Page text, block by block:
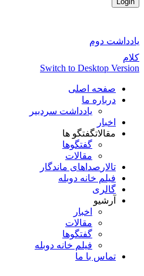
یادداشت دوم
کلام
Switch to Desktop Version
صفحه اصلی
درباره ما
یادداشت سردبیر
اخبار
مقالاتگفتگو ها
گفتگوها
مقالات
تالار صداهای ماندگار
فیلم خانه دوبله
گالری
آرشیو
اخبار
مقالات
گفتگوها
فیلم خانه دوبله
تماس با ما